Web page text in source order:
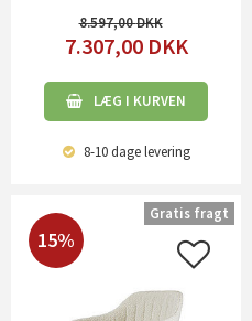
8.597,00
7.307,00 DKK
LÆG I KURVEN
8-10 dagelevering
15%
Gratis fragt